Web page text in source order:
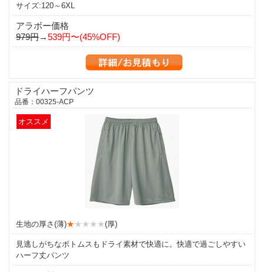
サイズ:120～6XL
アラボー価格
979円→539円〜(45%OFF)
ドライハーフパンツ
品番：00325-ACP
オススメ
生地の厚さ(薄)★★★★★(厚)
見逃しがちなボトムスもドライ素材で快適に。快適で過ごしやすい
ハーフ丈パンツ